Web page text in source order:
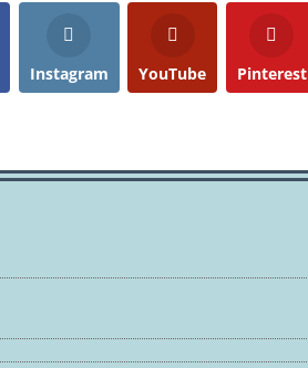
Instagram YouTube Pinterest